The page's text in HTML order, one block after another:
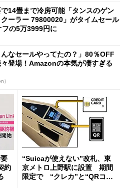
14畳まで冷房可能「タンスのゲン
クーラー 79800020」がタイムセール
フの5万3999円に
んなセールやってたの？」80％OFF
々登場！Amazonの本気が凄すぎる
）
約
“Suicaが使えない”改札、東
京メトロ上野駅に設置 期間
限定で “クレカ”と“QRコー